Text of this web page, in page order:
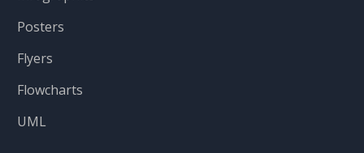
Posters
Flyers
Flowcharts
UML